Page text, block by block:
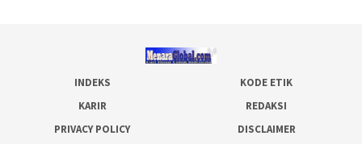
INDEKS
KODE ETIK
KARIR
REDAKSI
PRIVACY POLICY
DISCLAIMER